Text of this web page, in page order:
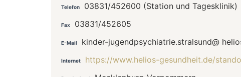
Telefon 03831/452600 (Station und
Fax 03831/452605
E-Mail kinder-jugendpsychiatrie.stralsund@
Internet https://www.helios-gesundheit.de/